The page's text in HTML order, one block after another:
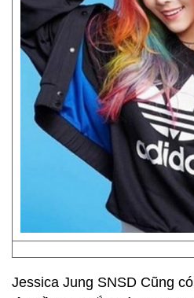
Jessica Jung SNSD Cũng